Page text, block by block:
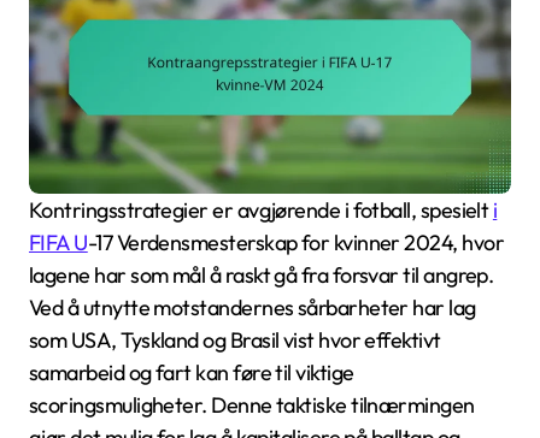
Kontringsstrategier er avgjørende i fotball, spesielti
FIFA U-17 Verdensmesterskap for kvinner 2024, hvor
lagene har som mål å raskt gå fra forsvar til angrep.
Ved å utnytte motstandernes sårbarheter har lag
som USA, Tyskland og Brasil vist hvor effektivt
samarbeid og fart kan føre til viktige
scoringsmuligheter. Denne taktiske tilnærmingen